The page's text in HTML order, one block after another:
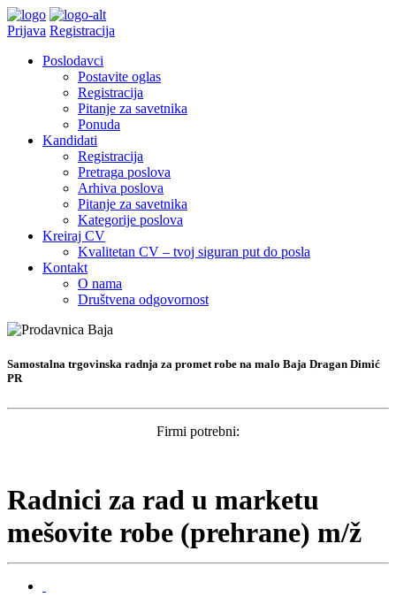
Prijava Registracija
Poslodavci
Postavite oglas
Registracija
Pitanje za savetnika
Ponuda
Kandidati
Registracija
Pretraga poslova
Arhiva poslova
Pitanje za savetnika
Kategorije poslova
Kreiraj CV
Kvalitetan CV – tvoj siguran put do posla
Kontakt
O nama
Društvena odgovornost
Samostalna trgovinska radnja za promet robe na malo Baja Dragan Dimić
PR
Firmi potrebni:
Radnici za rad u marketu
mešovite robe (prehrane) m/ž